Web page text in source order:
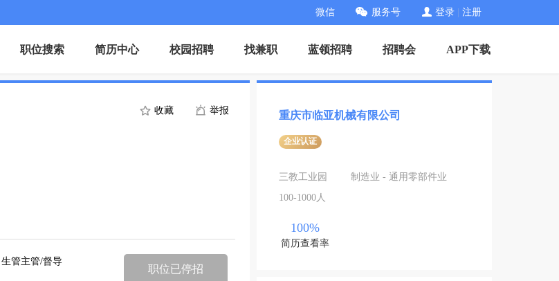
微信 服务号 登录 注册
职位搜索 简历中心 校园招聘 找兼职 蓝领招聘 招聘会 APP下载
收藏 举报
管主管/督导
职位已停招
重庆市临亚机械有限公司
企业认证
三教工业园
制造业 - 通用零部件业
100-1000人
100%
简历查看率